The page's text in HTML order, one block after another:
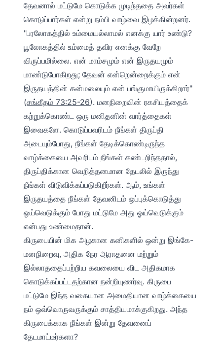
தேவனால் மட்டுமே கொடுக்க முடிந்ததை அவர்கள்
கொடுப்பார்கள் என்று நம்பி வாழ்வை இழக்கின்றனர்.
"பரலோகத்தில் உம்மையல்லாமல் எனக்கு யார் உண்டு?
பூலோகத்தில் உம்மைத் தவிர எனக்கு வேறே
விருப்பமில்லை. என் மாம்சமும் என் இருதயமும்
மாண்டுபோகிறது; தேவன் என்றென்றைக்கும் என்
இருதயத்தின் கன்மலையும் என் பங்குமாயிருக்கிறார்"
(சங்கீதம் 73:25‭-‬26). மனநிறைவின் ரகசியத்தைக்
கற்றுக்கொண்ட ஒரு மனிதனின் வார்த்தைகள்
இவைகளே. கொடுப்பவரிடம் நீங்கள் திருப்தி
அடையும்போது, ​​நீங்கள் தேடிக்கொண்டிருந்த
வாழ்க்கையை அவரிடம் நீங்கள் கண்டறிந்ததால்,
திருப்திக்கான வெறித்தனமான தேடலில் இருந்து
நீங்கள் விடுவிக்கப்படுகிறீர்கள். ஆம், உங்கள்
இருதயத்தை நீங்கள் தேவனிடம் ஒப்புக்கொடுத்து
ஓய்வெடுக்கும் போது மட்டுமே அது ஓய்வெடுக்கும்
என்பது உண்மைதான்.
கிருபையின் மிக அழகான கனிகளில் ஒன்று இங்கே-
மனநிறைவு, அதிக நேர ஆராதனை மற்றும்
இல்லாததைப்பற்றிய கவலையை விட அதிகமாக
கொடுக்கப்பட்டதற்கான நன்றியுணர்வு. கிருபை
மட்டுமே இந்த வகையான அமைதியான வாழ்க்கையை
நம் ஒவ்வொருவருக்கும் சாத்தியமாக்குகிறது. அந்த
கிருபைக்காக நீங்கள் இன்று தேவனைப்
தேடமாட்டீர்களா?